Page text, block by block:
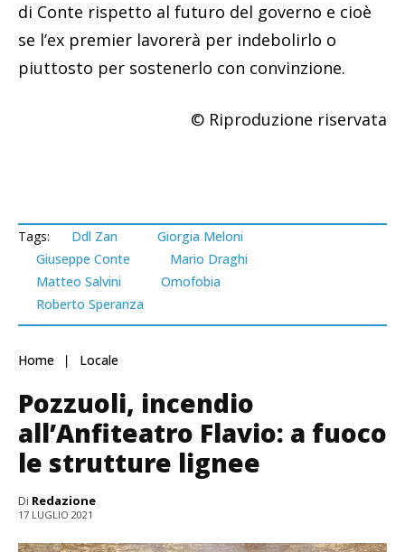
di Conte rispetto al futuro del governo e cioè
se l’ex premier lavorerà per indebolirlo o
piuttosto per sostenerlo con convinzione.
© Riproduzione riservata
Tags: Ddl Zan
Giorgia Meloni
Giuseppe Conte
Mario Draghi
Matteo Salvini
Omofobia
Roberto Speranza
Home Locale
Pozzuoli, incendio
all’Anfiteatro Flavio: a fuoco
le strutture lignee
Di Redazione
17 LUGLIO 2021